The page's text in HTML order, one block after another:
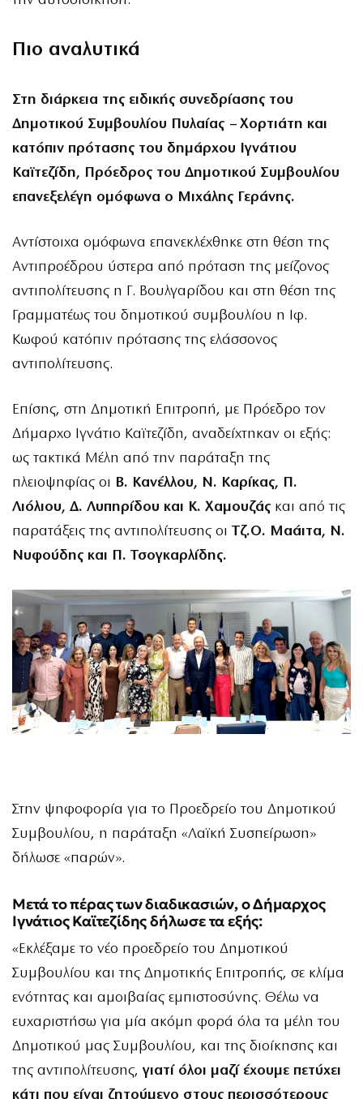
Πιο αναλυτικά
Στη διάρκεια της ειδικής συνεδρίασης του
Δημοτικού Συμβουλίου Πυλαίας – Χορτιάτη και
κατόπιν πρότασης του δημάρχου Ιγνάτιου
Καϊτεζίδη, Πρόεδρος του Δημοτικού Συμβουλίου
επανεξελέγη ομόφωνα ο Μιχάλης Γεράνης.
Αντίστοιχα ομόφωνα επανεκλέχθηκε στη θέση της
Αντιπροέδρου ύστερα από πρόταση της μείζονος
αντιπολίτευσης η Γ. Βουλγαρίδου και στη θέση της
Γραμματέως του δημοτικού συμβουλίου η Ιφ.
Κωφού κατόπιν πρότασης της ελάσσονος
αντιπολίτευσης.
Επίσης, στη Δημοτική Επιτροπή, με Πρόεδρο τον
Δήμαρχο Ιγνάτιο Καϊτεζίδη, αναδείχτηκαν οι εξής:
ως τακτικά Μέλη από την παράταξη της
πλειοψηφίας οι Β. Κανέλλου, Ν. Καρίκας, Π.
Λιόλιου, Δ. Λυπηρίδου και Κ. Χαμουζάς και από τις
παρατάξεις της αντιπολίτευσης οι Τζ.Ο. Μαάιτα, Ν.
Νυφούδης και Π. Τσογκαρλίδης.
Στην ψηφοφορία για το Προεδρείο του Δημοτικού
Συμβουλίου, η παράταξη «Λαϊκή Συσπείρωση»
δήλωσε «παρών».
Μετά το πέρας των διαδικασιών, ο Δήμαρχος
Ιγνάτιος Καϊτεζίδης δήλωσε τα εξής:
«Εκλέξαμε το νέο προεδρείο του Δημοτικού
Συμβουλίου και της Δημοτικής Επιτροπής, σε κλίμα
ενότητας και αμοιβαίας εμπιστοσύνης. Θέλω να
ευχαριστήσω για μία ακόμη φορά όλα τα μέλη του
Δημοτικού μας Συμβουλίου, και της διοίκησης και
της αντιπολίτευσης,γιατί όλοι μαζί έχουμε πετύχει
κάτι που είναι ζητούμενο στους περισσότερους